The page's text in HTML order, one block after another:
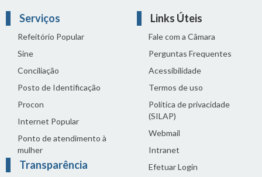
Serviços
Refeitório Popular
Sine
Conciliação
Posto de Identificação
Procon
Internet Popular
Ponto de atendimento à
mulher
Transparência
Links Úteis
Fale com a Câmara
Perguntas Frequentes
Acessibilidade
Termos de uso
Política de privacidade
(SILAP)
Webmail
Intranet
Efetuar Login